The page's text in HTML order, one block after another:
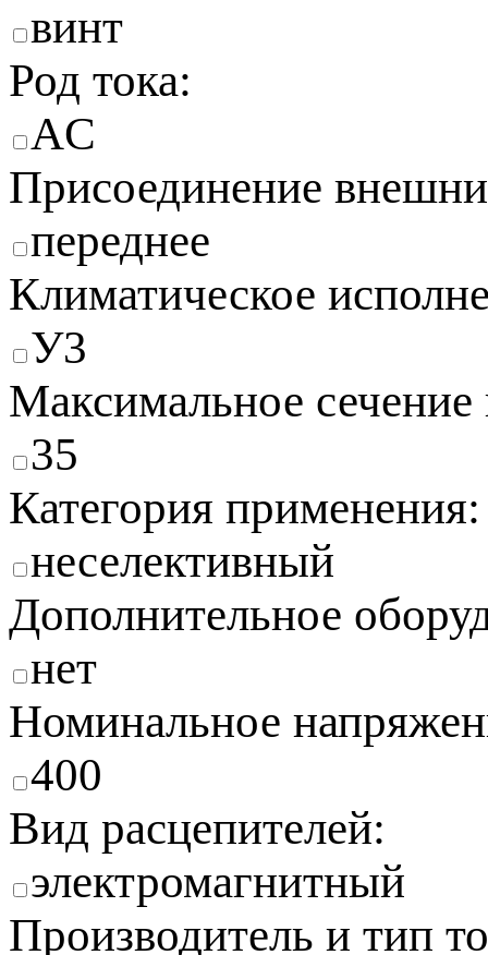
винт
Род тока:
AC
Присоединение
переднее
Климатическое
У3
Максимальное
35
Категория применения:
неселективный
Дополнительное
нет
Номинальное
400
Вид расцепителей:
электромагнитный
Производитель и тип